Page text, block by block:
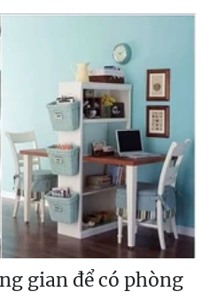
gian để có phòng